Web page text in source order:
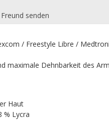
senden
/ Freestyle Libre /
maximale Dehnbarkeit des
Haut
% Lycra